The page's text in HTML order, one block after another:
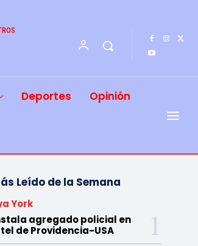
Deportes Opinión
Leído de la Semana
York
agregado policial en
de Providencia-USA